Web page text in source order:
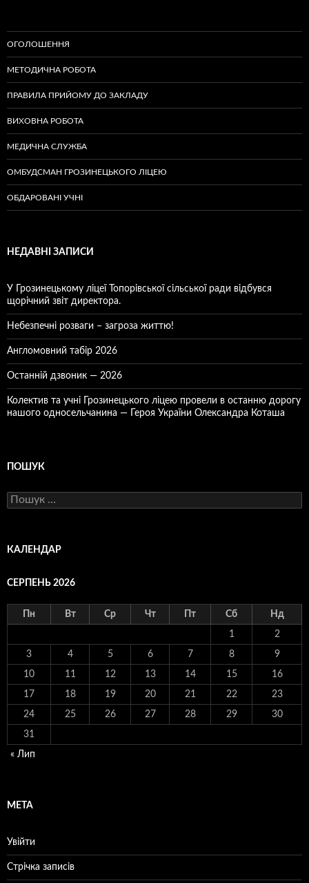
ОГОЛОШЕННЯ
МЕТОДИЧНА РОБОТА
ПРАВИЛА ПРИЙОМУ ДО ЗАКЛАДУ
ВИХОВНА РОБОТА
МЕДИЧНА СЛУЖБА
ОМБУДСМАН ГРОЗИНЕЦЬКОГО ЛІЦЕЮ
ОБДАРОВАНІ УЧНІ
НЕДАВНІ ЗАПИСИ
У Грозинецькому ліцеї Топорівської сільської ради відбувся
щорічний звіт директора.
Небезпечні розваги – загроза життю!
Англомовний табір 2026
Останній дзвоник — 2026
Колектив та учні Грозинецького ліцею провели в останню дорогу
нашого односельчанина — Героя України Олександра Коташа
ПОШУК
Пошук:
КАЛЕНДАР
СЕРПЕНЬ 2026
Пн Вт Ср Чт Пт Сб Нд
1 2
3 4 5 6 7 8 9
10 11 12 13 14 15 16
17 18 19 20 21 22 23
24 25 26 27 28 29 30
31
« Лип
МЕТА
Увійти
Стрічка записів